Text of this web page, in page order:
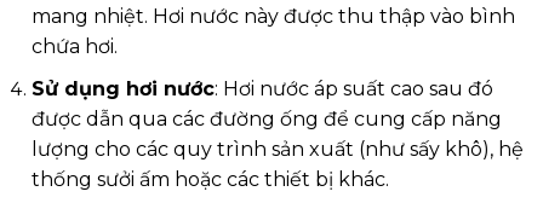
mang nhiệt. Hơi nước này được thu thập vào bình
chứa hơi.
Sử dụng hơi nước: Hơi nước áp suất cao sau đó
được dẫn qua các đường ống để cung cấp năng
lượng cho các quy trình sản xuất (như sấy khô), hệ
thống sưởi ấm hoặc các thiết bị khác.